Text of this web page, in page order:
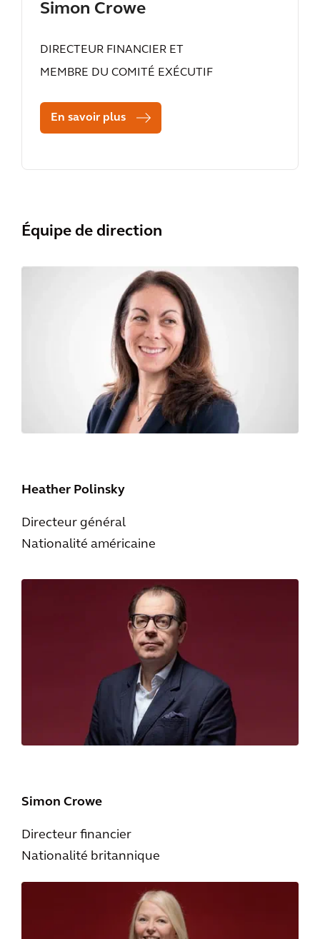
Simon Crowe
DIRECTEUR FINANCIER ET
MEMBRE DU COMITÉ EXÉCUTIF
En savoir plus
Équipe de direction
Heather Polinsky
Directeur général
Nationalité américaine
Simon Crowe
Directeur financier
Nationalité britannique